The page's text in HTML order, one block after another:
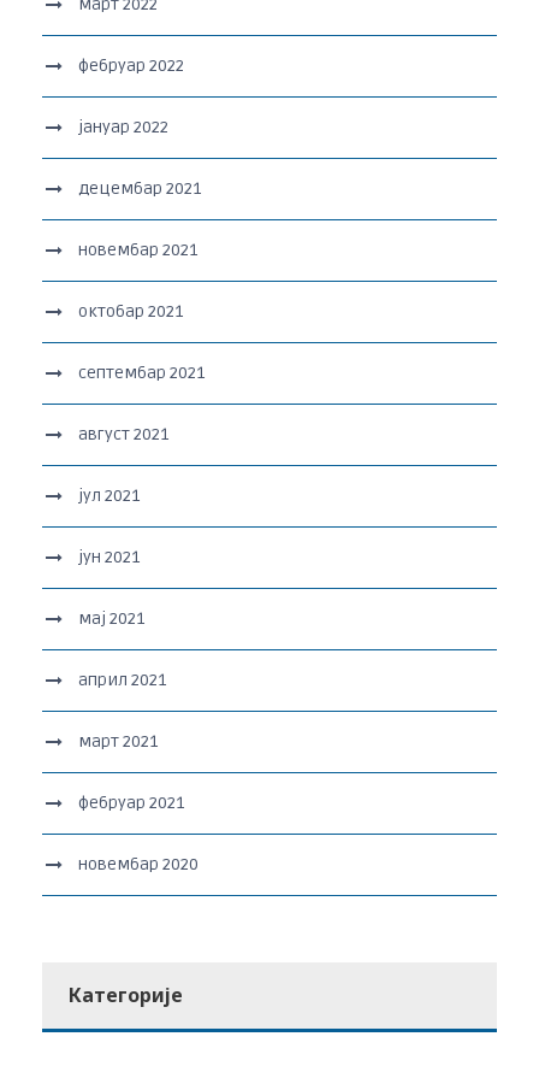
март 2022
фебруар 2022
јануар 2022
децембар 2021
новембар 2021
октобар 2021
септембар 2021
август 2021
јул 2021
јун 2021
мај 2021
април 2021
март 2021
фебруар 2021
новембар 2020
Категорије